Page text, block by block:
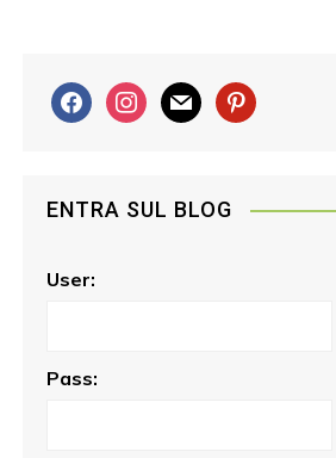
f
a
b
o
i
n
a
m
a
p
e
ENTRA SUL BLOG
User:
Pass: